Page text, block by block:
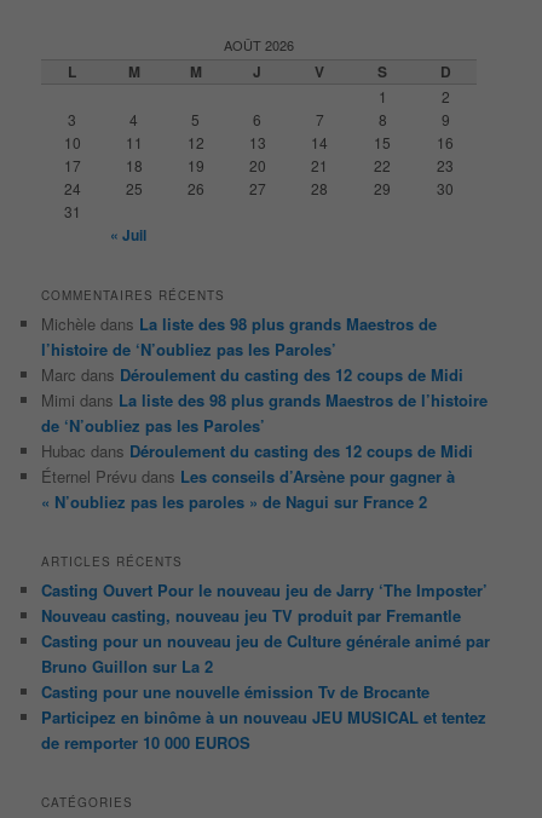
AOÛT 2026
L M M J V S D
1
2
3
4 5 6 7 8
9
10
11 12 13 14 15
16
17
18 19 20 21 22
23
24
25 26 27 28 29
30
31
« Juil
COMMENTAIRES RÉCENTS
Michèle dans La liste des 98 plus grands Maestros de
l’histoire de ‘N’oubliez pas les Paroles’
Marc dans Déroulement du casting des 12 coups de Midi
Mimi dans La liste des 98 plus grands Maestros de l’histoire
de ‘N’oubliez pas les Paroles’
Hubac dans Déroulement du casting des 12 coups de Midi
Éternel Prévu dans Les conseils d’Arsène pour gagner à
« N’oubliez pas les paroles » de Nagui sur France 2
ARTICLES RÉCENTS
Casting Ouvert Pour le nouveau jeu de Jarry ‘The Imposter’
Nouveau casting, nouveau jeu TV produit par Fremantle
Casting pour un nouveau jeu de Culture générale animé par
Bruno Guillon sur La 2
Casting pour une nouvelle émission Tv de Brocante
Participez en binôme à un nouveau JEU MUSICAL et tentez
de remporter 10 000 EUROS
CATÉGORIES